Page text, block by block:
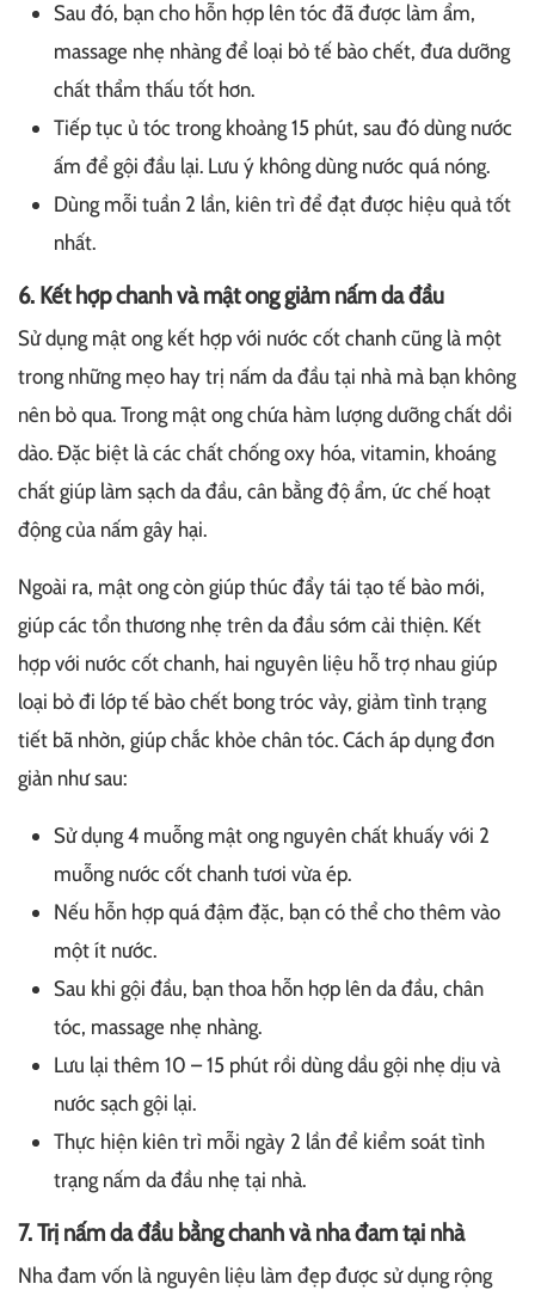
Sau đó, bạn cho hỗn hợp lên tóc đã được làm ẩm,
massage nhẹ nhàng để loại bỏ tế bào chết, đưa dưỡng
chất thẩm thấu tốt hơn.
Tiếp tục ủ tóc trong khoảng 15 phút, sau đó dùng nước
ấm để gội đầu lại. Lưu ý không dùng nước quá nóng.
Dùng mỗi tuần 2 lần, kiên trì để đạt được hiệu quả tốt
nhất.
6. Kết hợp chanh và mật ong giảm nấm da đầu
Sử dụng mật ong kết hợp với nước cốt chanh cũng là một
trong những mẹo hay trị nấm da đầu tại nhà mà bạn không
nên bỏ qua. Trong mật ong chứa hàm lượng dưỡng chất dồi
dào. Đặc biệt là các chất chống oxy hóa, vitamin, khoáng
chất giúp làm sạch da đầu, cân bằng độ ẩm, ức chế hoạt
động của nấm gây hại.
Ngoài ra, mật ong còn giúp thúc đẩy tái tạo tế bào mới,
giúp các tổn thương nhẹ trên da đầu sớm cải thiện. Kết
hợp với nước cốt chanh, hai nguyên liệu hỗ trợ nhau giúp
loại bỏ đi lớp tế bào chết bong tróc vảy, giảm tình trạng
tiết bã nhờn, giúp chắc khỏe chân tóc. Cách áp dụng đơn
giản như sau:
Sử dụng 4 muỗng mật ong nguyên chất khuấy với 2
muỗng nước cốt chanh tươi vừa ép.
Nếu hỗn hợp quá đậm đặc, bạn có thể cho thêm vào
một ít nước.
Sau khi gội đầu, bạn thoa hỗn hợp lên da đầu, chân
tóc, massage nhẹ nhàng.
Lưu lại thêm 10 – 15 phút rồi dùng dầu gội nhẹ dịu và
nước sạch gội lại.
Thực hiện kiên trì mỗi ngày 2 lần để kiểm soát tình
trạng nấm da đầu nhẹ tại nhà.
7. Trị nấm da đầu bằng chanh và nha đam tại nhà
Nha đam vốn là nguyên liệu làm đẹp được sử dụng rộng